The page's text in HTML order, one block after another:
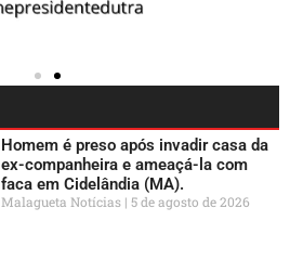
Homem é preso após invadir casa da
ex-companheira e ameaçá-la com
faca em Cidelândia (MA).
Malagueta Notícias 5 de agosto de 2026